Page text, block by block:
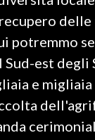
potremmo
est
e